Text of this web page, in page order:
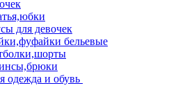
для девочек
бельевые
одежда и обувь